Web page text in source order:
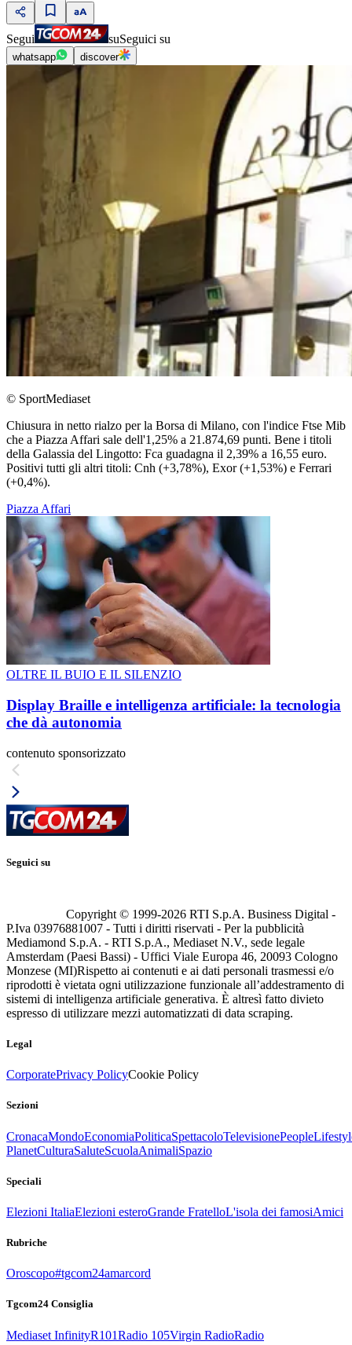
Segui suSeguici su
whatsapp discover
© SportMediaset
Chiusura in netto rialzo per la Borsa di Milano, con l'indice Ftse Mib
che a Piazza Affari sale dell'1,25% a 21.874,69 punti. Bene i titoli
della Galassia del Lingotto: Fca guadagna il 2,39% a 16,55 euro.
Positivi tutti gli altri titoli: Cnh (+3,78%), Exor (+1,53%) e Ferrari
(+0,4%).
Piazza Affari
OLTRE IL BUIO E IL SILENZIO
Display Braille e intelligenza artificiale: la tecnologia
che dà autonomia
contenuto sponsorizzato
Seguici su
Copyright © 1999-2026 RTI S.p.A. Business Digital -
P.Iva 03976881007 - Tutti i diritti riservati - Per la pubblicità
Mediamond S.p.A. - RTI S.p.A., Mediaset N.V., sede legale
Amsterdam (Paesi Bassi) - Uffici Viale Europa 46, 20093 Cologno
Monzese (MI)Rispetto ai contenuti e ai dati personali trasmessi e/o
riprodotti è vietata ogni utilizzazione funzionale all’addestramento di
sistemi di intelligenza artificiale generativa. È altresì fatto divieto
espresso di utilizzare mezzi automatizzati di data scraping.
Legal
CorporatePrivacy PolicyCookie Policy
Sezioni
CronacaMondoEconomiaPoliticaSpettacoloTelevisionePeople
PlanetCulturaSaluteScuolaAnimaliSpazio
Speciali
Elezioni ItaliaElezioni esteroGrande FratelloL'isola dei famosiAmici
Rubriche
Oroscopo#tgcom24amarcord
Tgcom24 Consiglia
Mediaset InfinityR101Radio 105Virgin RadioRadio